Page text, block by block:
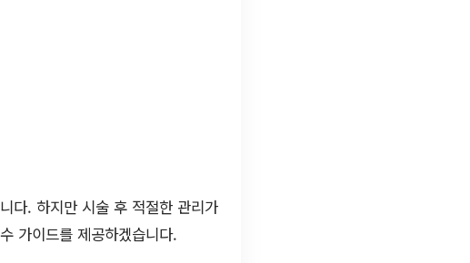
다. 하지만 시술 후 적절한 관리가
가이드를 제공하겠습니다.